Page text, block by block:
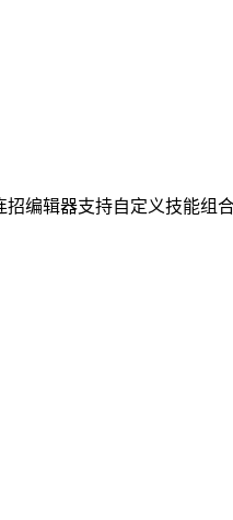
编辑器支持自定义技能